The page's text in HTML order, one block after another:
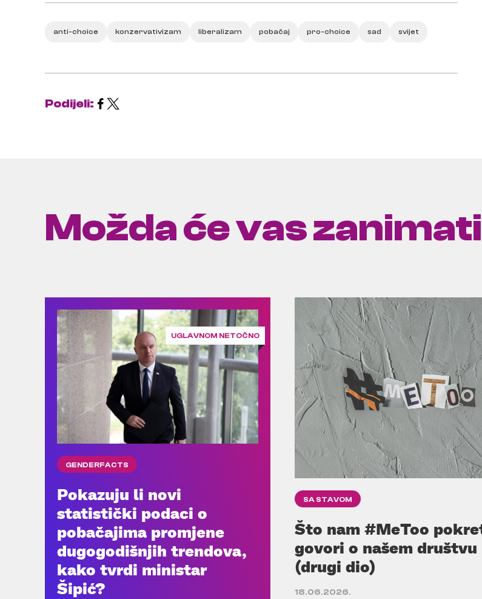
anti-choice konzervativizam liberalizam pobačaj pro-choice sad svijet
Podijeli:
Možda će vas
UGLAVNOM NETOČNO
GENDERFACTS
Pokazuju li novi
statistički podaci o
pobačajima promjene
dugogodišnjih trendova,
kako tvrdi ministar
Šipić?
SA STAVOM
Što nam #MeToo
govori o našem društvu
(drugi dio)
18.06.2026.